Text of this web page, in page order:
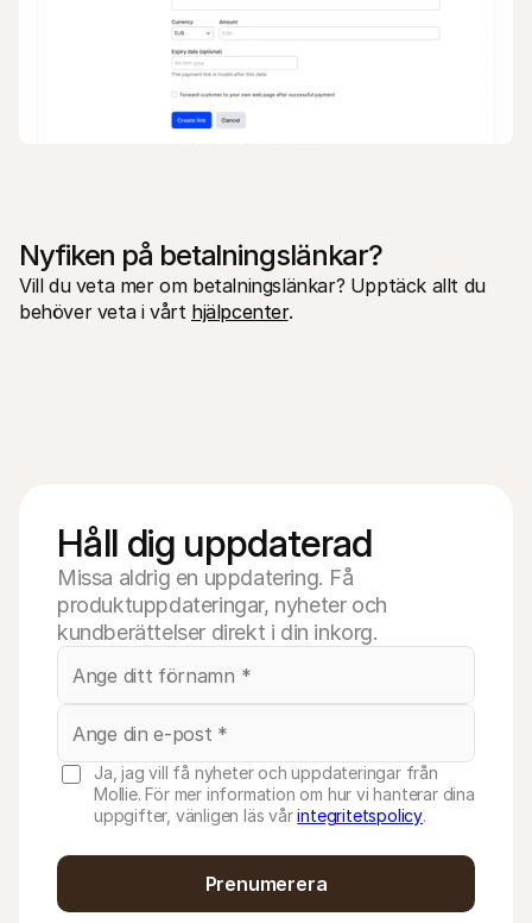
Nyfiken på betalningslänkar?
Vill du veta mer om betalningslänkar? Upptäck allt du
behöver veta i vårt hjälpcenter.
Håll dig uppdaterad
Missa aldrig en uppdatering. Få
produktuppdateringar, nyheter och
kundberättelser direkt i din inkorg.
Ja, jag vill få nyheter och uppdateringar från
Mollie. För mer information om hur vi hanterar dina
uppgifter, vänligen läs vårintegritetspolicy.
Prenumerera